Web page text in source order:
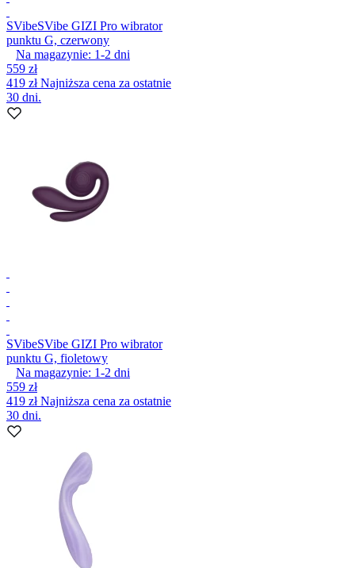
SVibeSVibe GIZI Pro wibrator
punktu G, czerwony
Na magazynie: 1-2 dni
559 zł
419 złNajniższa cena za ostatnie
30 dni.
SVibeSVibe GIZI Pro wibrator
punktu G, fioletowy
Na magazynie: 1-2 dni
559 zł
419 złNajniższa cena za ostatnie
30 dni.